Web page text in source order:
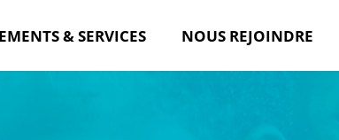
& SERVICES NOUS REJOINDRE